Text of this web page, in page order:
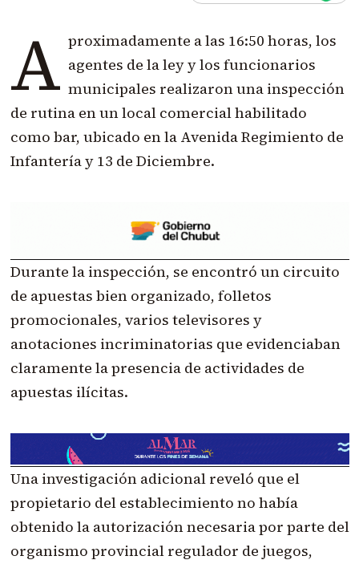
A proximadamente a las 16:50 horas, los
agentes de la ley y los funcionarios
municipales realizaron una inspección
de rutina en un local comercial habilitado
como bar, ubicado en la Avenida Regimiento de
Infantería y 13 de Diciembre.
Durante la inspección, se encontró un circuito
de apuestas bien organizado, folletos
promocionales, varios televisores y
anotaciones incriminatorias que evidenciaban
claramente la presencia de actividades de
apuestas ilícitas.
Una investigación adicional reveló que el
propietario del establecimiento no había
obtenido la autorización necesaria por parte del
organismo provincial regulador de juegos,